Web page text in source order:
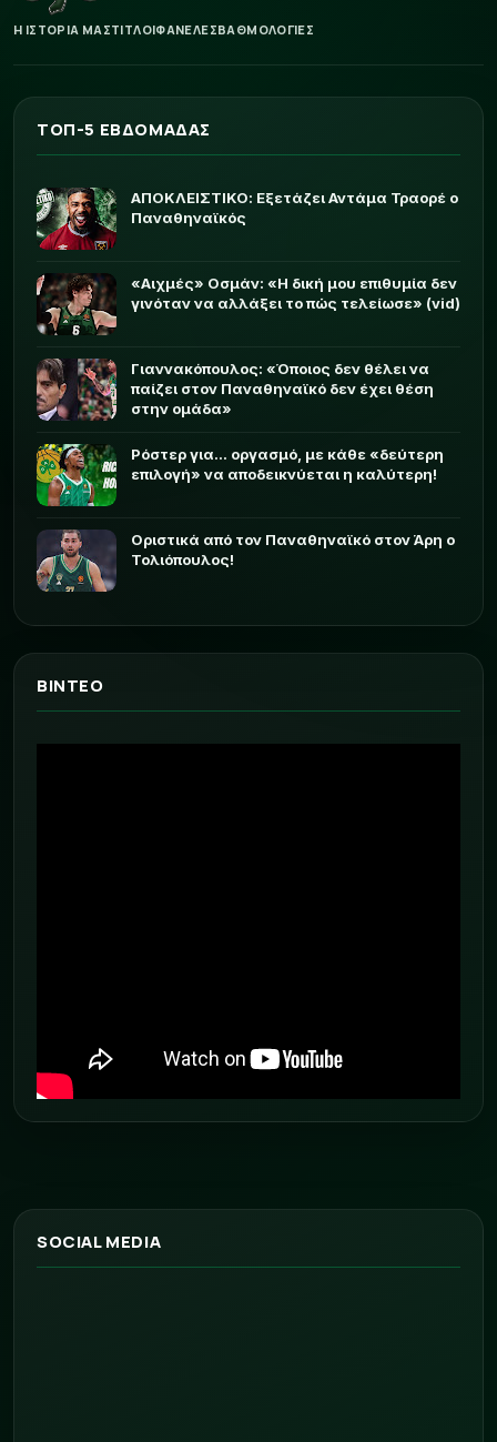
Η ΙΣΤΟΡΙΑ ΜΑΣΤΙΤΛΟΙΦΑΝΕΛΕΣΒΑΘΜΟΛΟΓΙΕΣ
ΤΟΠ-5 ΕΒΔΟΜΑΔΑΣ
ΑΠΟΚΛΕΙΣΤΙΚΟ: Εξετάζει Αντάμα Τραορέ ο
Παναθηναϊκός
«Αιχμές» Οσμάν: «Η δική μου επιθυμία δεν
γινόταν να αλλάξει το πώς τελείωσε» (vid)
Γιαννακόπουλος: «Όποιος δεν θέλει να
παίζει στον Παναθηναϊκό δεν έχει θέση
στην ομάδα»
Ρόστερ για... οργασμό, με κάθε «δεύτερη
επιλογή» να αποδεικνύεται η καλύτερη!
Οριστικά από τον Παναθηναϊκό στον Άρη ο
Τολιόπουλος!
ΒΙΝΤΕΟ
SOCIAL MEDIA